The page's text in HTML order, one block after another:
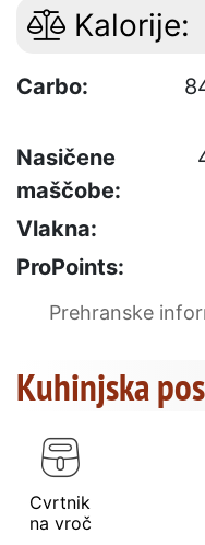
Kalorije:
Carbo:
Nasičene
maščobe:
Vlakna:
ProPoints:
Prehranske
Kuhinjska
Cvrtnik
na vroč